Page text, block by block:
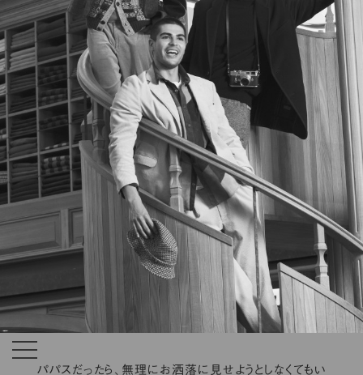
パパスだったら、無理にお洒落に見せようとしなくてもい